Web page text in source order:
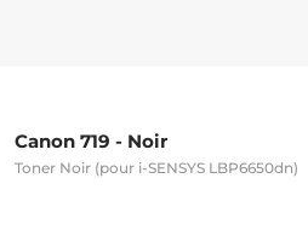
Canon 719 - Noir
Toner Noir (pour i-SENSYS LBP6650dn)